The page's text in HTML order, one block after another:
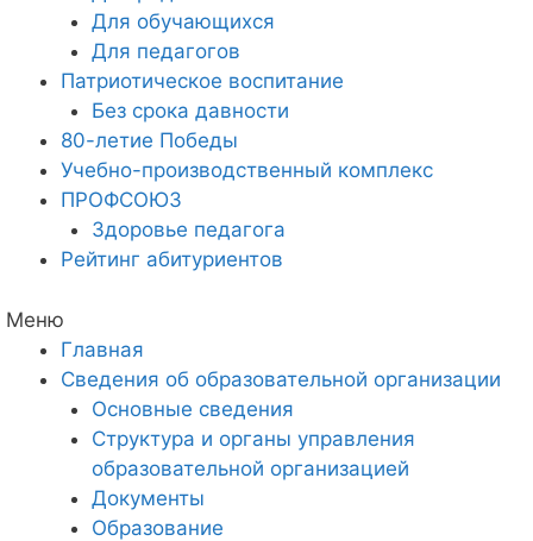
Для обучающихся
Для педагогов
Патриотическое воспитание
Без срока давности
80-летие Победы
Учебно-производственный комплекс
ПРОФСОЮЗ
Здоровье педагога
Рейтинг абитуриентов
Меню
Главная
Сведения об образовательной организации
Основные сведения
Структура и органы управления
образовательной организацией
Документы
Образование